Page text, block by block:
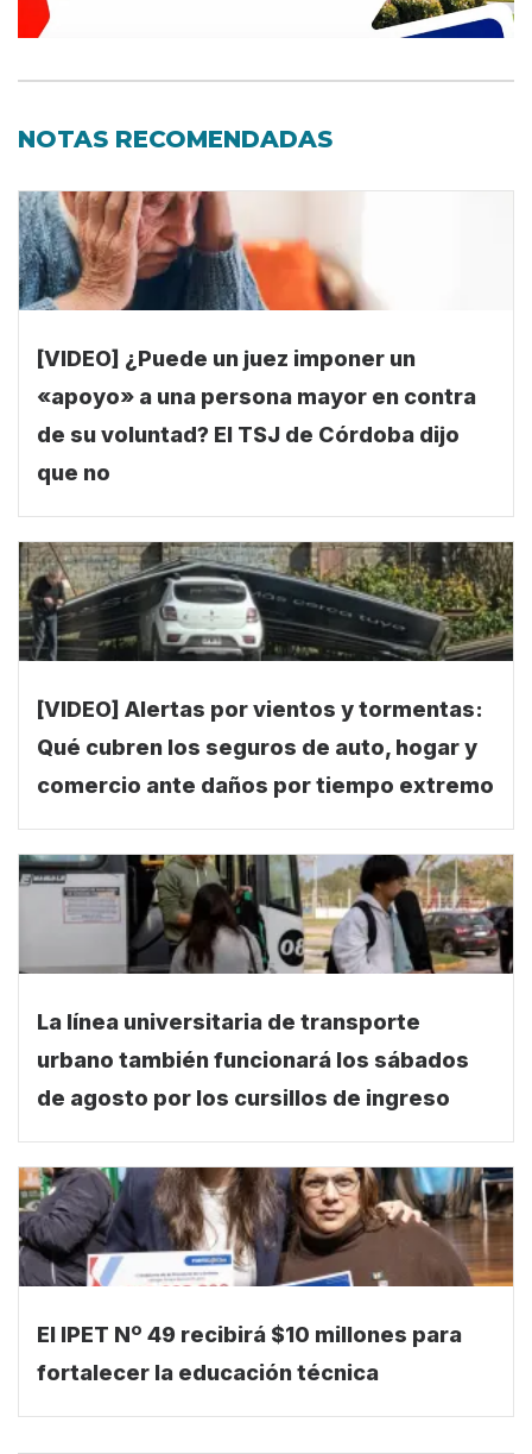
NOTAS RECOMENDADAS
[VIDEO] ¿Puede un juez imponer un
«apoyo» a una persona mayor en contra
de su voluntad? El TSJ de Córdoba dijo
que no
[VIDEO] Alertas por vientos y tormentas:
Qué cubren los seguros de auto, hogar y
comercio ante daños por tiempo extremo
La línea universitaria de transporte
urbano también funcionará los sábados
de agosto por los cursillos de ingreso
El IPET Nº 49 recibirá $10 millones para
fortalecer la educación técnica